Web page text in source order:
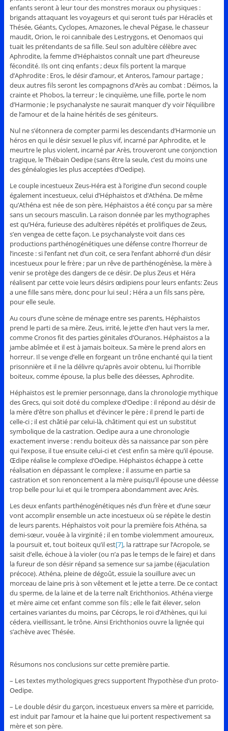
enfants seront à leur tour des monstres moraux ou physiques :
brigands attaquant les voyageurs et qui seront tués par Héraclès et
Thésée, Géants, Cyclopes, Amazones, le cheval Pégase, le chasseur
maudit, Orion, le roi cannibale des Lestrygons, et Oenomaos qui
tuait les prétendants de sa fille. Seul son adultère célèbre avec
Aphrodite, la femme d’Héphaïstos connaît une part d’heureuse
fécondité. Ils ont cinq enfants ; deux fils portent la marque
d’Aphrodite : Eros, le désir d’amour, et Anteros, l’amour partage ;
deux autres fils seront les compagnons d’Arès au combat : Déimos, la
crainte et Phobos, la terreur ; le cinquième, une fille, porte le nom
d’Harmonie ; le psychanalyste ne saurait manquer d’y voir l’équilibre
de l’amour et de la haine hérités de ses géniteurs.
Nul ne s’étonnera de compter parmi les descendants d’Harmonie un
héros en qui le désir sexuel le plus vif, incarné par Aphrodite, et le
meurtre le plus violent, incarné par Arès, trouveront une conjonction
tragique, le Thébain Oedipe (sans être la seule, c’est du moins une
des généalogies les plus acceptées d’Oedipe).
Le couple incestueux Zeus-Héra est à l’origine d’un second couple
également incestueux, celui d’Héphaïstos et d’Athéna. De même
qu’Athéna est née de son père, Héphaïstos a été conçu par sa mère
sans un secours masculin. La raison donnée par les mythographes
est qu’Héra, furieuse des adultères répétés et prolifiques de Zeus,
s’en vengea de cette façon. Le psychanalyste voit dans ces
productions parthénogénétiques une défense contre l’horreur de
l’inceste : si l’enfant net d’un coït, ce sera l’enfant abhorré d’un désir
incestueux pour le frère ; par un rêve de parthénogénèse, la mère à
venir se protège des dangers de ce désir. De plus Zeus et Héra
réalisent par cette voie leurs désirs œdipiens pour leurs enfants: Zeus
a une fille sans mère, donc pour lui seul ; Héra a un fils sans père,
pour elle seule.
Au cours d’une scène de ménage entre ses parents, Héphaïstos
prend le parti de sa mère. Zeus, irrité, le jette d’en haut vers la mer,
comme Cronos fit des parties génitales d’Ouranos. Héphaïstos a la
jambe abîmée et il est à jamais boiteux. Sa mère le prend alors en
horreur. Il se venge d’elle en forgeant un trône enchanté qui la tient
prisonnière et il ne la délivre qu’après avoir obtenu, lui l’horrible
boiteux, comme épouse, la plus belle des déesses, Aphrodite.
Héphaïstos est le premier personnage, dans la chronologie mythique
des Grecs, qui soit doté du complexe d’Oedipe : il répond au désir de
la mère d’être son phallus et d’évincer le père ; il prend le parti de
celle-ci ; il est châtié par celui-là, châtiment qui est un substitut
symbolique de la castration. Oedipe aura a une chronologie
exactement inverse : rendu boiteux dès sa naissance par son père
qui l’expose, il tue ensuite celui-ci et c’est enfin sa mère qu’il épouse.
Œdipe réalise le complexe d’Oedipe. Héphaïstos échappe à cette
réalisation en dépassant le complexe ; il assume en partie sa
castration et son renoncement a la mère puisqu’il épouse une déesse
trop belle pour lui et qui le trompera abondamment avec Arès.
Les deux enfants parthénogénétiques nés d’un frère et d’une sœur
vont accomplir ensemble un acte incestueux où se répète le destin
de leurs parents. Héphaïstos voit pour la première fois Athéna, sa
demi-sœur, vouée à la virginité ; il en tombe violemment amoureux,
la poursuit et, tout boiteux qu’il est[7], la rattrape sur l’Acropole, se
saisit d’elle, échoue à la violer (ou n’a pas le temps de le faire) et dans
la fureur de son désir répand sa semence sur sa jambe (éjaculation
précoce). Athéna, pleine de dégoût, essuie la souillure avec un
morceau de laine pris à son vêtement et le jette a terre. De ce contact
du sperme, de la laine et de la terre naît Erichthonios. Athéna vierge
et mère aime cet enfant comme son fils ; elle le fait élever, selon
certaines variantes du moins, par Cécrops, le roi d’Athènes, qui lui
cédera, vieillissant, le trône. Ainsi Erichthonios ouvre la lignée qui
s’achève avec Thésée.
Résumons nos conclusions sur cette première partie.
– Les textes mythologiques grecs supportent l’hypothèse d’un proto-
Oedipe.
– Le double désir du garçon, incestueux envers sa mère et parricide,
est induit par l’amour et la haine que lui portent respectivement sa
mère et son père.